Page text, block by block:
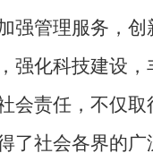
强管理服务，创
强化科技建设，
会责任，不仅取
了社会各界的广